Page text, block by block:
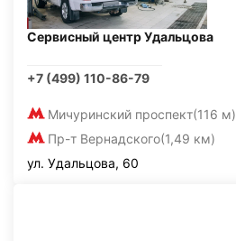
Сервисный центр Удальцова
+7 (499) 110-86-79
Мичуринский проспект(116 м)
Пр-т Вернадского(1,49 км)
ул. Удальцова, 60